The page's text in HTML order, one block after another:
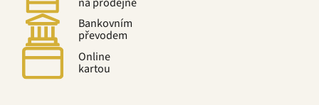
Bankovním
převodem
Online
kartou